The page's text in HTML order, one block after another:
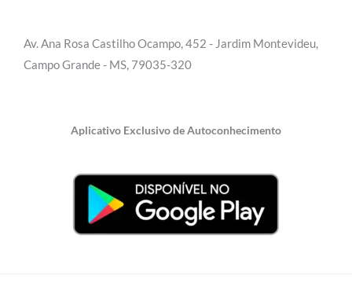
Av. Ana Rosa Castilho Ocampo, 452 - Jardim Montevideu,
Campo Grande - MS, 79035-320
Aplicativo Exclusivo de Autoconhecimento